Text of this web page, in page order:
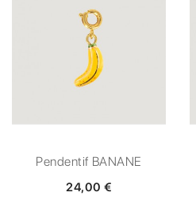
Pendentif BANANE
24,00 €